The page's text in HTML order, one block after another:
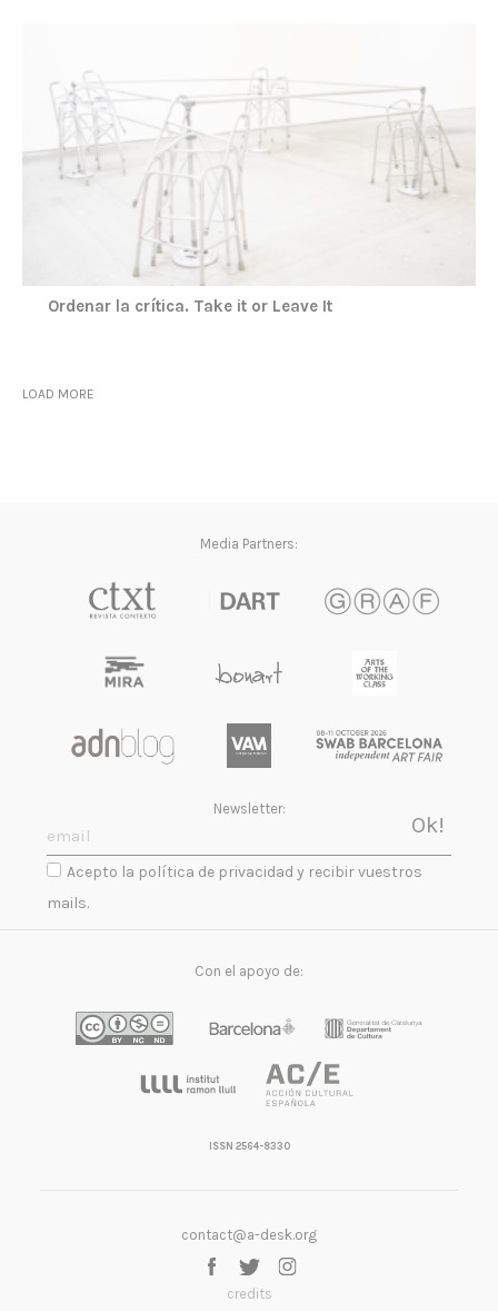
Ordenar la crítica. Take it or Leave It
LOAD MORE
Media Partners:
Newsletter:
Acepto la política de privacidad y recibir vuestros
mails.
Con el apoyo de:
ISSN 2564-8330
contact@a-desk.org
credits